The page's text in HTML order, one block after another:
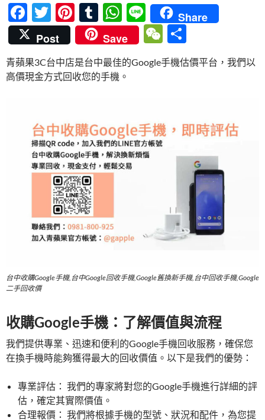
F
ac
e
b
o
k
T
w
itt
er
Pi
nt
er
es
t
T
u
m
bl
r
W
h
at
s
p
Li
n
e
Share
Post
Save
W
e
C
享
青蘋果3C台中店是台中最佳的Google手機估價平台，我們以
高價現金方式回收您的手機。
台中收購Google手機,台中Google回收手機,Google舊換新手機,台中回收手機,Google
二手回收價
收購Google手機：了解價值與流程
我們提供專業、迅速和便利的Google手機回收服務，確保您
在換手機時能夠獲得最大的回收價值。以下是我們的優勢：
專業評估： 我們的專家將對您的Google手機進行詳細的評
估，確定其實際價值。
合理報價： 我們將根據手機的型號、狀況和配件，為您提